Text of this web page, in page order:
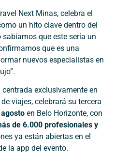
Next Minas, celebra el
un hito clave dentro del
que este sería un
que es una
nuevos especialistas en
centrada exclusivamente en
viajes, celebrará su tercera
en Belo Horizonte, con
de 6.000 profesionales y
ya están abiertas en el
la app del evento.